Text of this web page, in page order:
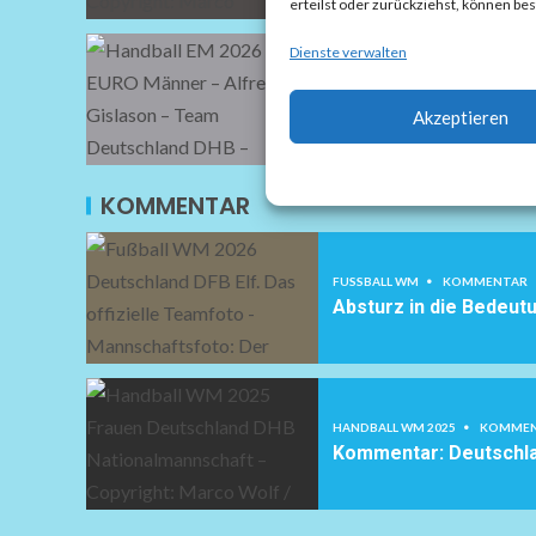
erteilst oder zurückziehst, können
Dienste verwalten
Akzeptieren
Alfred Gislason.
KOMMENTAR
FUSSBALL WM KOMMENTAR
Absturz in die
HANDBALL WM 2025
Kommentar: